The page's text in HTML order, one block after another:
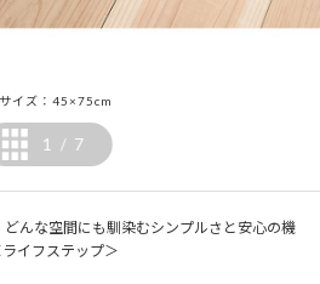
イズ：45×75cm
1 / 7
どんな空間にも馴染むシンプルさと安心の機
イフステップ＞